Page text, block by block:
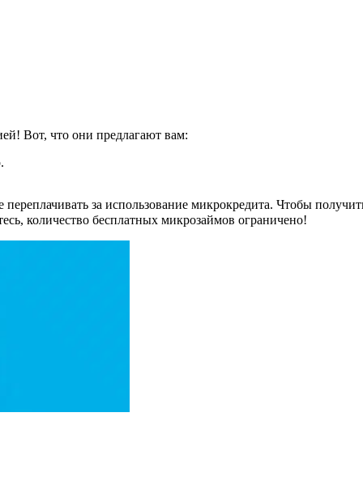
Вот, что они предлагают вам:
за использование микрокредита. Чтобы
количество бесплатных микрозаймов ограничено!